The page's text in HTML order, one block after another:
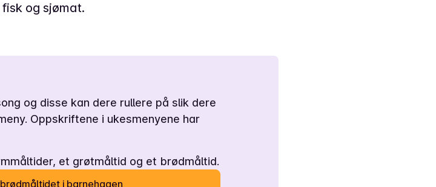
og sjømat.
og disse kan dere rullere på slik dere
Oppskriftene i ukesmenyene har
et grøtmåltid og et brødmåltid.
i barnehagen